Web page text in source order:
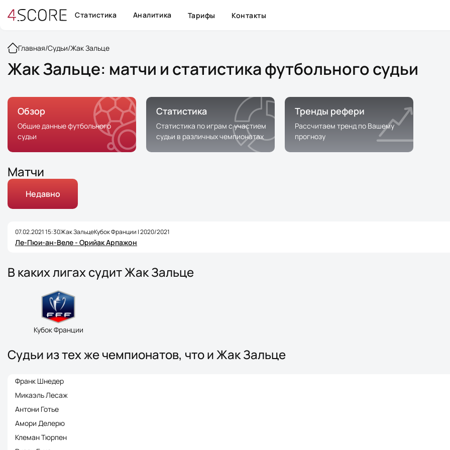
Статистика Аналитика Тарифы Контакты
Главная/Судьи/Жак Зальце
Жак Зальце: матчи и статистика футбольного судьи
Обзор
Общие данные футбольного
судьи
Статистика
Статистика по играм с участием
судьи в различных чемпионатах
Тренды рефери
Рассчитаем тренд по Вашему
прогнозу
Матчи
Недавно
07.02.2021 15:30Жак ЗальцеКубок Франции | 2020/2021
Ле-Пюи-ан-Веле - Орийак Арпажон
В каких лигах судит Жак Зальце
Кубок Франции
Судьи из тех же чемпионатов, что и Жак Зальце
Франк Шнедер
Микаэль Лесаж
Антони Готье
Амори Делерю
Клеман Тюрпен